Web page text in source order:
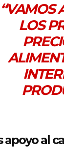
“VAMOS
LOS
apoyo al